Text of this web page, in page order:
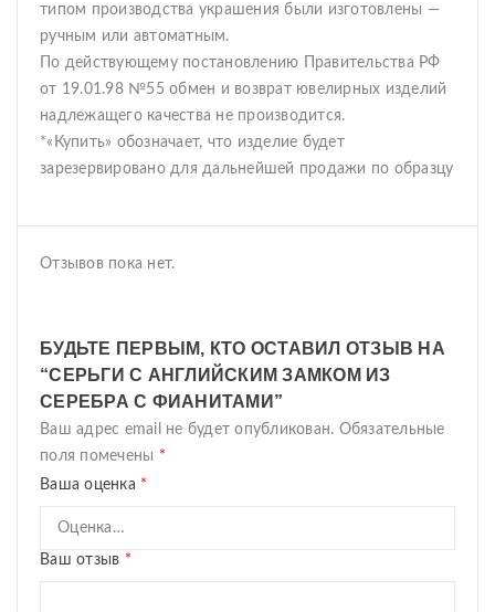
типом производства украшения были изготовлены —
ручным или автоматным.
По действующему постановлению Правительства РФ
от 19.01.98 №55 обмен и возврат ювелирных изделий
надлежащего качества не производится.
*«Купить» обозначает, что изделие будет
зарезервировано для дальнейшей продажи по образцу
Отзывов пока нет.
БУДЬТЕ ПЕРВЫМ, КТО ОСТАВИЛ ОТЗЫВ НА
“СЕРЬГИ С АНГЛИЙСКИМ ЗАМКОМ ИЗ
СЕРЕБРА С ФИАНИТАМИ”
Ваш адрес email не будет опубликован. Обязательные
поля помечены *
Ваша оценка *
Ваш отзыв *